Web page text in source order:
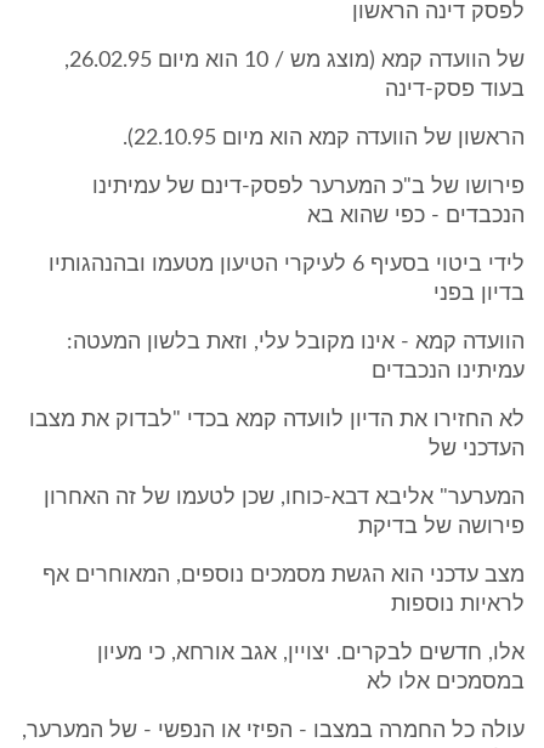
לפסק דינה הראשון
של הוועדה קמא (מוצג מש / 10 הוא מיום 26.02.95,
בעוד פסק-דינה
הראשון של הוועדה קמא הוא מיום 22.10.95).
פירושו של ב"כ המערער לפסק-דינם של עמיתינו
הנכבדים - כפי שהוא בא
לידי ביטוי בסעיף 6 לעיקרי הטיעון מטעמו ובהנהגותיו
בדיון בפני
הוועדה קמא - אינו מקובל עלי, וזאת בלשון המעטה:
עמיתינו הנכבדים
לא החזירו את הדיון לוועדה קמא בכדי "לבדוק את מצבו
העדכני של
המערער" אליבא דבא-כוחו, שכן לטעמו של זה האחרון
פירושה של בדיקת
מצב עדכני הוא הגשת מסמכים נוספים, המאוחרים אף
לראיות נוספות
אלו, חדשים לבקרים. יצויין, אגב אורחא, כי מעיון
במסמכים אלו לא
עולה כל החמרה במצבו - הפיזי או הנפשי - של המערער,